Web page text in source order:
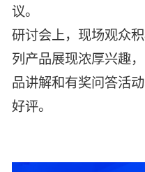
议。
研讨会上，现场观众
列产品展现浓厚兴趣
品讲解和有奖问答活
好评。